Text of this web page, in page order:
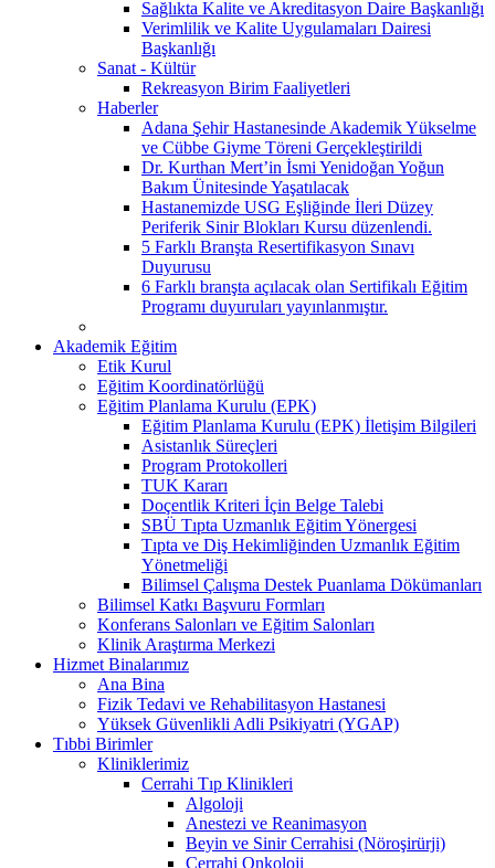
Sağlıkta Kalite ve Akreditasyon Daire Başkanlığı
Verimlilik ve Kalite Uygulamaları Dairesi
Başkanlığı
Sanat - Kültür
Rekreasyon Birim Faaliyetleri
Haberler
Adana Şehir Hastanesinde Akademik Yükselme
ve Cübbe Giyme Töreni Gerçekleştirildi
Dr. Kurthan Mert’in İsmi Yenidoğan Yoğun
Bakım Ünitesinde Yaşatılacak
Hastanemizde USG Eşliğinde İleri Düzey
Periferik Sinir Blokları Kursu düzenlendi.
5 Farklı Branşta Resertifikasyon Sınavı
Duyurusu
6 Farklı branşta açılacak olan Sertifikalı Eğitim
Programı duyuruları yayınlanmıştır.
Akademik Eğitim
Etik Kurul
Eğitim Koordinatörlüğü
Eğitim Planlama Kurulu (EPK)
Eğitim Planlama Kurulu (EPK) İletişim Bilgileri
Asistanlık Süreçleri
Program Protokolleri
TUK Kararı
Doçentlik Kriteri İçin Belge Talebi
SBÜ Tıpta Uzmanlık Eğitim Yönergesi
Tıpta ve Diş Hekimliğinden Uzmanlık Eğitim
Yönetmeliği
Bilimsel Çalışma Destek Puanlama Dökümanları
Bilimsel Katkı Başvuru Formları
Konferans Salonları ve Eğitim Salonları
Klinik Araştırma Merkezi
Hizmet Binalarımız
Ana Bina
Fizik Tedavi ve Rehabilitasyon Hastanesi
Yüksek Güvenlikli Adli Psikiyatri (YGAP)
Tıbbi Birimler
Kliniklerimiz
Cerrahi Tıp Klinikleri
Algoloji
Anestezi ve Reanimasyon
Beyin ve Sinir Cerrahisi (Nöroşirürji)
Cerrahi Onkoloji